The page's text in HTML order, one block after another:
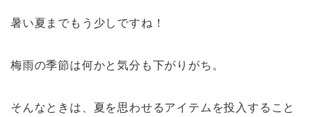
暑い夏までもう少しですね！
梅雨の季節は何かと気分も下がりがち。
そんなときは、夏を思わせるアイテムを投入すること